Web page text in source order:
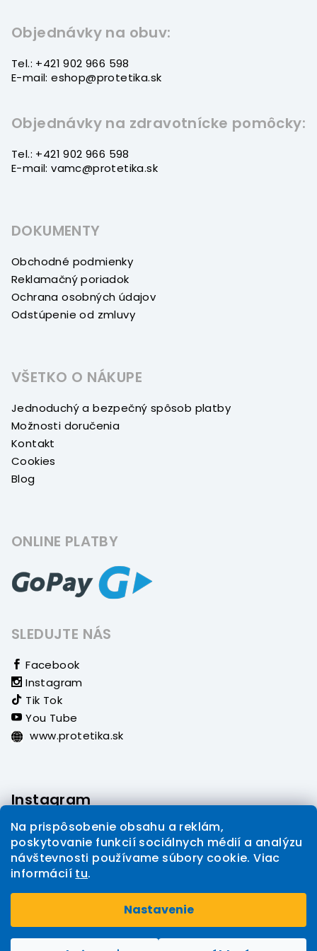
Na prispôsobenie obsahu a reklám,
poskytovanie funkcií sociálnych médií a analýzu
návštevnosti používame súbory cookie. Viac
informácií tu.
Nastavenie
Objednávky na obuv:
Tel.: +421 902 966 598
E-mail: eshop@protetika.sk
Objednávky na zdravotnícke pomôcky:
Tel.: +421 902 966 598
E-mail: vamc@protetika.sk
DOKUMENTY
Obchodné podmienky
Reklamačný poriadok
Ochrana osobných údajov
Odstúpenie od zmluvy
VŠETKO O NÁKUPE
Jednoduchý a bezpečný spôsob platby
Možnosti doručenia
Kontakt
Cookies
Blog
ONLINE PLATBY
SLEDUJTE NÁS
Facebook
Instagram
Tik Tok
You Tube
www.protetika.sk
Instagram
Sledovať na Instagrame
Upraviť nastavenie cookies